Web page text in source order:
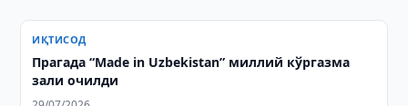
ИҚТИСОД
Прагада “Made in Uzbekistan” миллий кўргазма
зали очилди